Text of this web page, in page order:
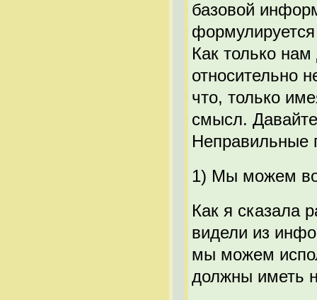
базовой
Как только
относительно
что, только
смысл.
Неправильные
1) Мы можем
Как я сказала
видели из
мы можем
должны иметь